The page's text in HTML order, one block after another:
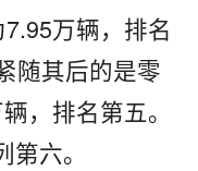
万辆，排名
随其后的是零
，排名第五。
六。